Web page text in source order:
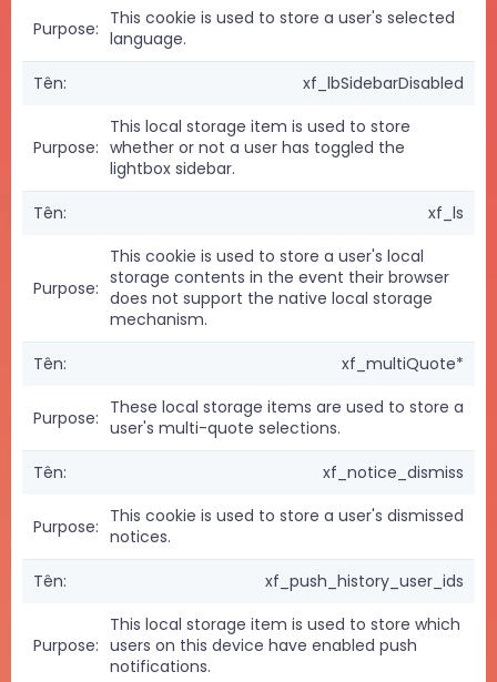
This cookie is used to store a user's selected
language.
xf_lbSidebarDisabled
This local storage item is used to store
whether or not a user has toggled the
lightbox sidebar.
xf_ls
This cookie is used to store a user's local
storage contents in the event their browser
does not support the native local storage
mechanism.
xf_multiQuote*
These local storage items are used to store a
user's multi-quote selections.
xf_notice_dismiss
This cookie is used to store a user's dismissed
notices.
xf_push_history_user_ids
This local storage item is used to store which
users on this device have enabled push
notifications.